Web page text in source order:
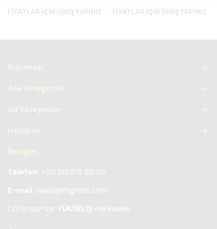
FİYATLAR İÇİN GİRİŞ YAPINIZ FİYATLAR İÇİN GİRİŞ YAPINIZ
Kurumsal
Ana Kategoriler
Alt Kategoriler
Hesabım
İletişim
Telefon: +90 312 815 52 05
E-mail: sales@liftgross.com
LiftGross® bir YÜKSELİŞ markasıdır.